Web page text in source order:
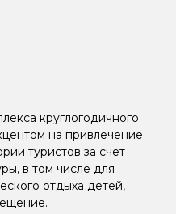
круглогодичного
на привлечение
туристов за счет
в том числе для
отдыха детей,